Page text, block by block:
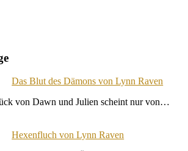
Das Blut des Dämons von Lynn Raven
von Dawn und Julien scheint nur von…
Hexenfluch von Lynn Raven